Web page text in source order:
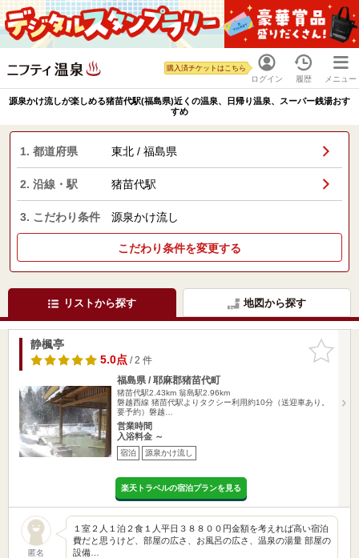
ログイン
購入済チケットはこちら
履歴 メニュー
源泉かけ流しが楽しめる猪苗代駅(福島県)近くの温泉、日帰り温泉、スーパー銭湯おす
すめ
1. 都道府県 東北 / 福島県
2. 沿線・駅 猪苗代駅
3. こだわり条件 源泉かけ流し
こだわり条件を変更する
リストから探す 地図から探す
お気に入
りに追加
静楓亭
5.0点/ 2 件
福島県 / 耶麻郡猪苗代町
猪苗代駅2.43km 翁島駅2.96km
磐越西線 猪苗代駅よりタクシー利用約10分（送迎車あり。
要予約）磐越…
営業時間
入浴料金 ～
宿泊 源泉かけ流し
楽天トラベルの宿泊プランを見る
匿名
１室２人１泊２食１人平日３８８００円金額を考えれば高い宿泊
費だと思うけど、部屋の広さ、お風呂の広さ、温泉の湯量 部屋の
設備…